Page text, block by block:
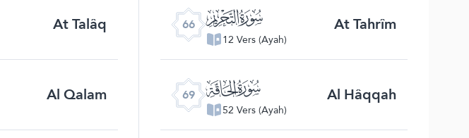
At Talâq 66 ﯯ
12 Vers (Ayah)
At Tahrîm
Al Qalam 69 ﯲ
52 Vers (Ayah)
Al Hâqqah